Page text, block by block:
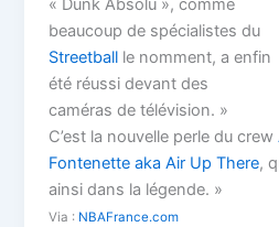
« Dunk Absolu », comme
beaucoup de spécialistes du
Streetball le nomment, a enfin
été réussi devant des
caméras de télévision. »
C’est la nouvelle perle du crew
Fontenette aka Air Up There,
ainsi dans la légende. »
Via : NBAFrance.com